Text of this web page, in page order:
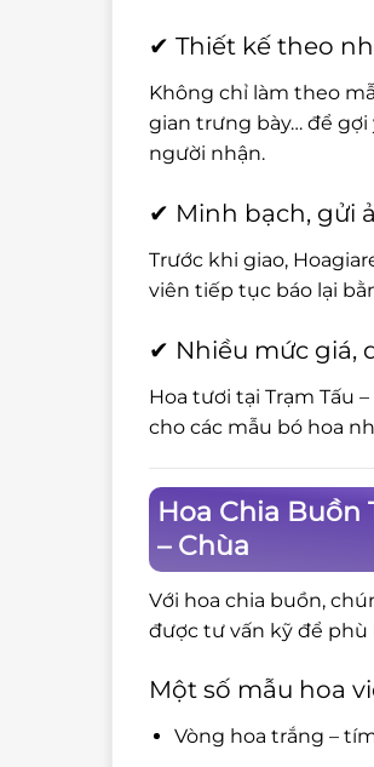
✔ Thiết kế theo
Không chỉ làm theo
gian trưng bày… để
người nhận.
✔ Minh bạch, gửi
Trước khi giao,
viên tiếp tục báo lại
✔ Nhiều mức giá,
Hoa tươi tại Trạm Tấu
cho các mẫu bó hoa
Hoa Chia Buồn
– Chùa
Với hoa chia buồn,
được tư vấn kỹ để phù
Một số mẫu hoa
Vòng hoa trắng –